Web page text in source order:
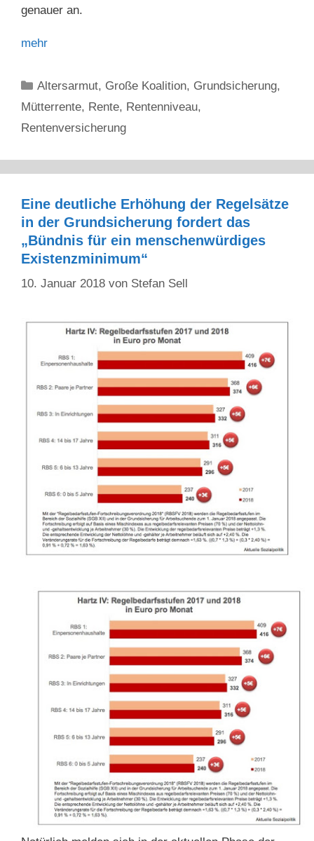
genauer an.
mehr
Kategorien
Altersarmut, Große Koalition, Grundsicherung,
Mütterrente, Rente, Rentenniveau,
Rentenversicherung
Eine deutliche Erhöhung der Regelsätze
in der Grundsicherung fordert das
„Bündnis für ein menschenwürdiges
Existenzminimum“
10. Januar 2018 von Stefan Sell